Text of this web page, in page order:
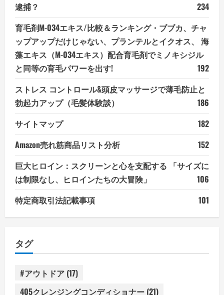
逮捕？
234
育毛剤M-034エキス/比較＆ランキング・ブブカ、チャ
ップアップだけじゃない、プランテルとイクオス、 海
藻エキス（M-034エキス）配合育毛剤でミノキシジル
と同等の育毛パワーを出す!
192
ストレス コントロール&頭皮マッサージで薄毛防止と
勃起力アップ（毛髪体験談）
186
サイトマップ
182
Amazon売れ筋商品リスト分析
152
巨大ヒロイン：スクリーンと心を支配する 「サイズに
は制限なし、ヒロインたちの大冒険」
106
特定商取引法記載事項
101
タグ
#アウトドア (17)
405クレンジングコンディショナー (21)